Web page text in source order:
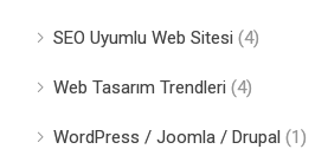
SEO Uyumlu Web Sitesi (4)
Web Tasarım Trendleri (4)
WordPress / Joomla / Drupal (1)